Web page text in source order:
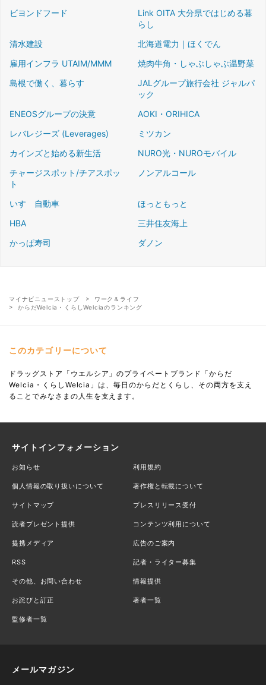
ビヨンドフード
Link OITA 大分県ではじめる暮
らし
清水建設
北海道電力｜ほくでん
雇用インフラ UTAIM/MMM
焼肉牛角・しゃぶしゃぶ温野菜
島根で働く、暮らす
JALグループ旅行会社 ジャルパ
ック
ENEOSグループの決意
AOKI・ORIHICA
レバレジーズ (Leverages)
ミツカン
カインズと始める新生活
NURO光・NUROモバイル
チャージスポット/チアスポッ
ト
ノンアルコール
いすゞ自動車
ほっともっと
HBA
三井住友海上
かっぱ寿司
ダノン
マイナビニューストップ
ワーク＆ライフ
からだWelcia・くらしWelciaのランキング
このカテゴリーについて
ドラッグストア「ウエルシア」のプライベートブランド「からだ
Welcia・くらしWelcia」は、毎日のからだとくらし、その両方を支え
ることでみなさまの人生を支えます。
サイトインフォメーション
お知らせ 利用規約
個人情報の取り扱いについて 著作権と転載について
サイトマップ プレスリリース受付
読者プレゼント提供 コンテンツ利用について
提携メディア 広告のご案内
RSS 記者・ライター募集
その他、お問い合わせ 情報提供
お詫びと訂正 著者一覧
監修者一覧
メールマガジン